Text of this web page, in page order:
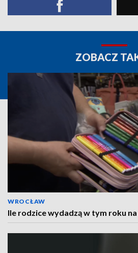
ZOBACZ
WROCŁAW
Ile rodzice wydadzą w tym roku